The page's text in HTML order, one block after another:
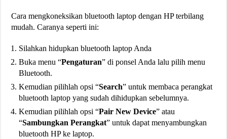
Cara mengkoneksikan bluetooth laptop dengan HP terbilang
mudah. Caranya seperti ini:
Silahkan hidupkan bluetooth laptop Anda
Buka menu “Pengaturan” di ponsel Anda lalu pilih menu
Bluetooth.
Kemudian pilihlah opsi “Search” untuk membaca perangkat
bluetooth laptop yang sudah dihidupkan sebelumnya.
Kemudian pilihlah opsi “Pair New Device” atau
“Sambungkan Perangkat” untuk dapat menyambungkan
bluetooth HP ke laptop.